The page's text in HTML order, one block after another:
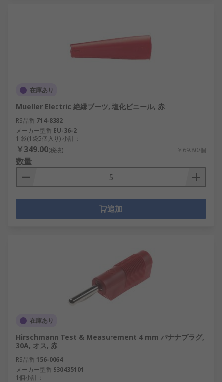
在庫あり
Mueller Electric 絶縁ブーツ, 塩化ビニール, 赤
RS品番 714-8382
メーカー型番 BU-36-2
1 袋(1袋5個入り) 小計：
￥349.00(税抜) ￥69.80/個
数量
追加
在庫あり
Hirschmann Test & Measurement 4 mm バナナプラグ,
30A, オス, 赤
RS品番 156-0064
メーカー型番 930435101
1個小計：